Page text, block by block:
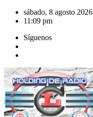
Saltar
sábado, 8 agosto 2026
11:09 pm
Síguenos